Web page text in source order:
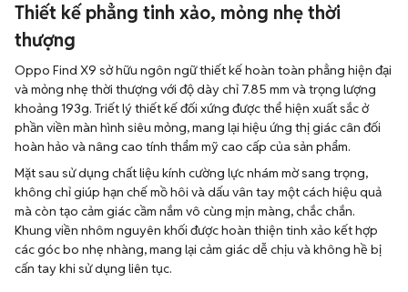
Thiết kế phẳng tinh xảo, mỏng nhẹ thời
thượng
Oppo Find X9 sở hữu ngôn ngữ thiết kế hoàn toàn phẳng hiện đại
và mỏng nhẹ thời thượng với độ dày chỉ 7.85 mm và trọng lượng
khoảng 193g. Triết lý thiết kế đối xứng được thể hiện xuất sắc ở
phần viền màn hình siêu mỏng, mang lại hiệu ứng thị giác cân đối
hoàn hảo và nâng cao tính thẩm mỹ cao cấp của sản phẩm.
Mặt sau sử dụng chất liệu kính cường lực nhám mờ sang trọng,
không chỉ giúp hạn chế mồ hôi và dấu vân tay một cách hiệu quả
mà còn tạo cảm giác cầm nắm vô cùng mịn màng, chắc chắn.
Khung viền nhôm nguyên khối được hoàn thiện tinh xảo kết hợp
các góc bo nhẹ nhàng, mang lại cảm giác dễ chịu và không hề bị
cấn tay khi sử dụng liên tục.